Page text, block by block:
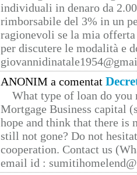
individuali in denaro da
rimborsabile del 3% in un
ragionevoli se la mia
per discutere le modalità e
ANONIM a comentat
What type of loan do you
Mortgage Business capital
hope and think that there is
still not gone? Do not
cooperation. Contact us
email id :